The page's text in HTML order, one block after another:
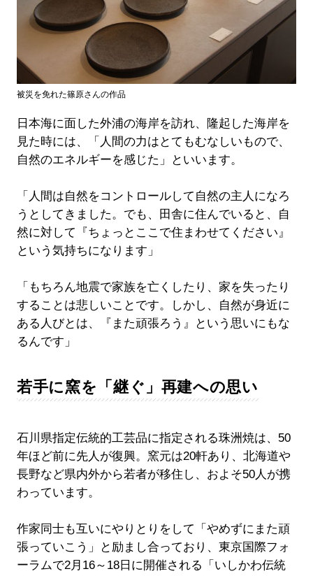
被災を免れた篠原さんの作品
日本海に面した外浦の海岸を訪れ、隆起した海岸を
見た時には、「人間の力はとてもむなしいもので、
自然のエネルギーを感じた」といいます。
「人間は自然をコントロールして自然の主人になろ
うとしてきました。でも、田舎に住んでいると、自
然に対して『ちょっとここで住まわせてください』
という気持ちになります」
「もちろん地震で家族を亡くしたり、家を失ったり
することは悲しいことです。しかし、自然が身近に
ある人びとは、『また頑張ろう』という思いにもな
るんです」
若手に窯を「継ぐ」再建への思い
石川県指定伝統的工芸品に指定される珠洲焼は、50
年ほど前に先人が復興。窯元は20軒あり、北海道や
長野など県内外から若者が移住し、およそ50人が携
わっています。
作家同士も互いにやりとりをして「やめずにまた頑
張っていこう」と励まし合っており、東京国際フォ
ーラムで2月16～18日に開催される「いしかわ伝統